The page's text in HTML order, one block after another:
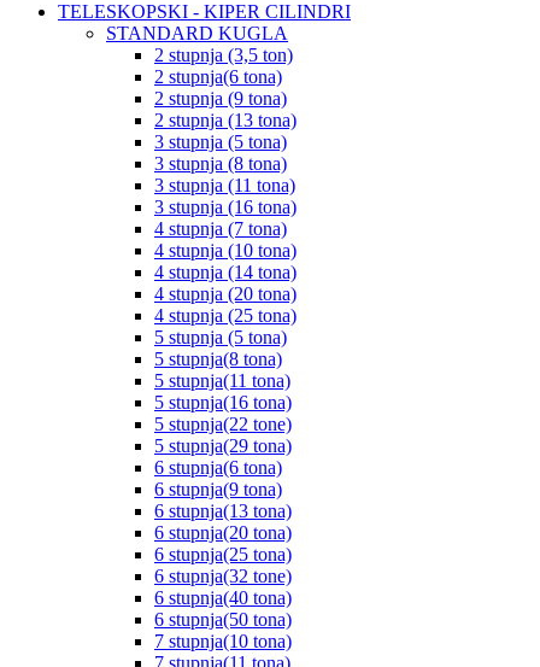
TELESKOPSKI - KIPER CILINDRI
STANDARD KUGLA
2 stupnja (3,5 ton)
2 stupnja(6 tona)
2 stupnja (9 tona)
2 stupnja (13 tona)
3 stupnja (5 tona)
3 stupnja (8 tona)
3 stupnja (11 tona)
3 stupnja (16 tona)
4 stupnja (7 tona)
4 stupnja (10 tona)
4 stupnja (14 tona)
4 stupnja (20 tona)
4 stupnja (25 tona)
5 stupnja (5 tona)
5 stupnja(8 tona)
5 stupnja(11 tona)
5 stupnja(16 tona)
5 stupnja(22 tone)
5 stupnja(29 tona)
6 stupnja(6 tona)
6 stupnja(9 tona)
6 stupnja(13 tona)
6 stupnja(20 tona)
6 stupnja(25 tona)
6 stupnja(32 tone)
6 stupnja(40 tona)
6 stupnja(50 tona)
7 stupnja(10 tona)
7 stupnja(11 tona)